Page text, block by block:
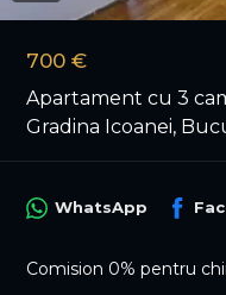
700 €
Apartament cu 3
Gradina Icoanei,
WhatsApp
Comision 0% pentru